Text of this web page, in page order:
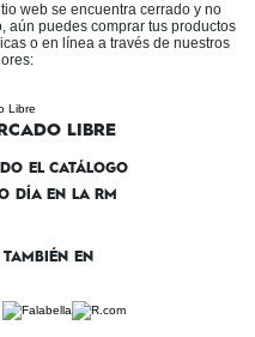
web se encuentra cerrado y no
aún puedes comprar tus productos
o en línea a través de nuestros
LIBRE
EL CATÁLOGO
DÍA EN LA RM
TAMBIÉN EN